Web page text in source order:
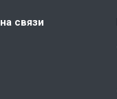
связи